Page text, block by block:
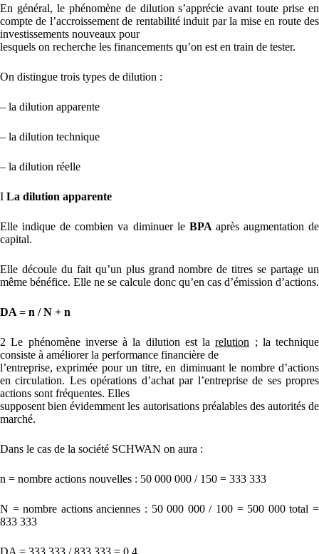
En général, le phénomène de dilution s’apprécie avant toute prise en
compte de l’accroissement de rentabilité induit par la mise en route des
investissements nouveaux pour
lesquels on recherche les financements qu’on est en train de tester.
On distingue trois types de dilution :
– la dilution apparente
– la dilution technique
– la dilution réelle
I La dilution apparente
Elle indique de combien va diminuer le BPA après augmentation de
capital.
Elle découle du fait qu’un plus grand nombre de titres se partage un
même bénéfice. Elle ne se calcule donc qu’en cas d’émission d’actions.
DA = n / N + n
2 Le phénomène inverse à la dilution est larelution ; la technique
consiste à améliorer la performance financière de
l’entreprise, exprimée pour un titre, en diminuant le nombre d’actions
en circulation. Les opérations d’achat par l’entreprise de ses propres
actions sont fréquentes. Elles
supposent bien évidemment les autorisations préalables des autorités de
marché.
Dans le cas de la société SCHWAN on aura :
n = nombre actions nouvelles : 50 000 000 / 150 = 333 333
N = nombre actions anciennes : 50 000 000 / 100 = 500 000 total =
833 333
DA = 333 333 / 833 333 = 0,4